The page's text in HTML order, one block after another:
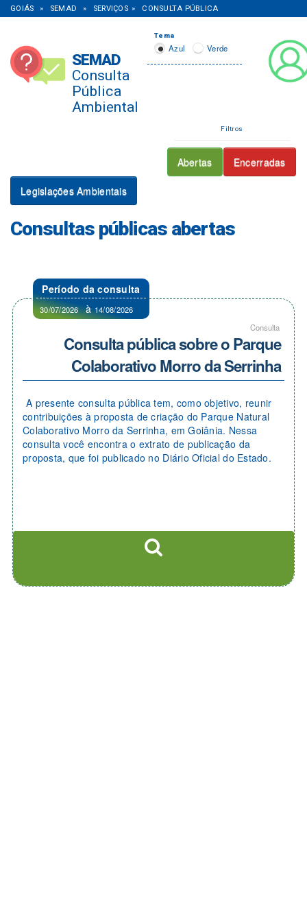
GOIÁS » SEMAD » SERVIÇOS » CONSULTA PÚBLICA
SEMAD
Consulta
Pública
Ambiental
Tema
Azul Verde
Filtros
Abertas Encerradas
Legislações Ambientais
Consultas públicas abertas
Período da consulta
30/07/2026 à 14/08/2026
Consulta
Consulta pública sobre o Parque
Colaborativo Morro da Serrinha
A presente consulta pública tem, como objetivo, reunir
contribuições à proposta de criação do Parque Natural
Colaborativo Morro da Serrinha, em Goiânia. Nessa
consulta você encontra o extrato de publicação da
proposta, que foi publicado no Diário Oficial do Estado.